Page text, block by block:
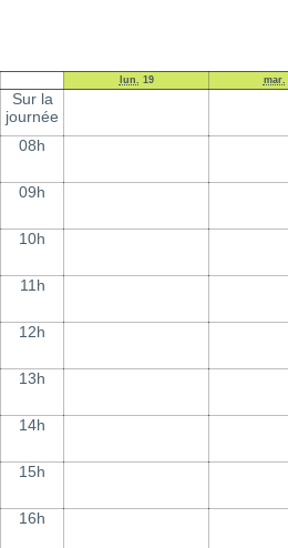
lun. 19 mar.
Sur la
journée
08h
09h
10h
11h
12h
13h
14h
15h
16h